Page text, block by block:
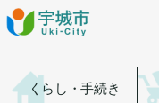
くらし・手続き